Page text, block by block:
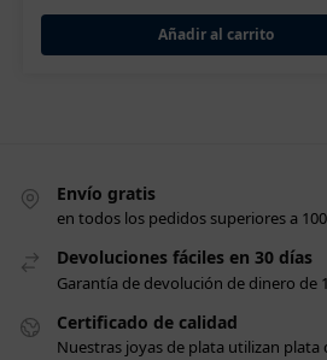
Añadir al carrito
Envío gratis
en todos los pedidos superiores a
Devoluciones fáciles en 30 días
Garantía de devolución de dinero de
Certificado de calidad
Nuestras joyas de plata utilizan plata